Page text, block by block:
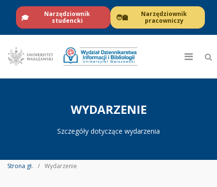
🎓
Narzędziownik
studencki
🧑‍🏫
Narzędziownik
pracowniczy
WYDARZENIE
Szczegóły dotyczące wydarzenia
Strona gł. Wydarzenie